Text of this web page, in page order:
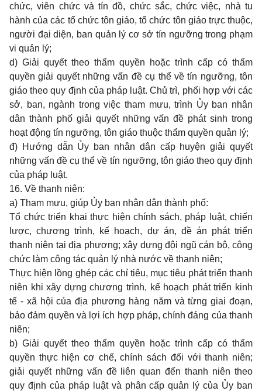
chức, viên chức và tín đồ, chức sắc, chức việc, nhà tu
hành của các tổ chức tôn giáo, tổ chức tôn giáo trực thuộc,
người đại diện, ban quản lý cơ sở tín ngưỡng trong phạm
vi quản lý;
d) Giải quyết theo thẩm quyền hoặc trình cấp có thẩm
quyền giải quyết những vấn đề cụ thể về tín ngưỡng, tôn
giáo theo quy định của pháp luật. Chủ trì, phối hợp với các
sở, ban, ngành trong việc tham mưu, trình Ủy ban nhân
dân thành phố giải quyết những vấn đề phát sinh trong
hoạt động tín ngưỡng, tôn giáo thuộc thẩm quyền quản lý;
đ) Hướng dẫn Ủy ban nhân dân cấp huyện giải quyết
những vấn đề cụ thể về tín ngưỡng, tôn giáo theo quy định
của pháp luật.
16. Về thanh niên:
a) Tham mưu, giúp Ủy ban nhân dân thành phố:
Tổ chức triển khai thực hiện chính sách, pháp luật, chiến
lược, chương trình, kế hoạch, dự án, đề án phát triển
thanh niên tại địa phương; xây dựng đội ngũ cán bộ, công
chức làm công tác quản lý nhà nước về thanh niên;
Thực hiện lồng ghép các chỉ tiêu, mục tiêu phát triển thanh
niên khi xây dựng chương trình, kế hoạch phát triển kinh
tế - xã hội của địa phương hàng năm và từng giai đoạn,
bảo đảm quyền và lợi ích hợp pháp, chính đáng của thanh
niên;
b) Giải quyết theo thẩm quyền hoặc trình cấp có thẩm
quyền thực hiện cơ chế, chính sách đối với thanh niên;
giải quyết những vấn đề liên quan đến thanh niên theo
quy định của pháp luật và phân cấp quản lý của Ủy ban